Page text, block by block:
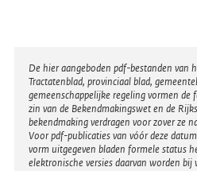
Disclaimer
De hier aangeboden pdf-bestanden van
Tractatenblad, provinciaal blad,
gemeenschappelijke regeling vormen
zin van de Bekendmakingswet en de
bekendmaking verdragen voor zover ze
Voor pdf-publicaties van vóór deze
vorm uitgegeven bladen formele status
elektronische versies daarvan worden bij